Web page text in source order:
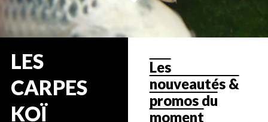
LES
CARPES
KOÏ
Les
nouveautés &
promos du
moment